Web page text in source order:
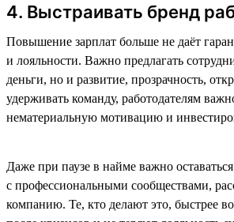
4. Выстраивать бренд
Повышение зарплат больше не даёт
и лояльности. Важно предлагать
деньги, но и развитие, прозрачность,
удерживать команду, работодателям
нематериальную мотивацию и
Даже при паузе в найме важно
с профессиональными сообществами,
компанию. Те, кто делают это, быстрее